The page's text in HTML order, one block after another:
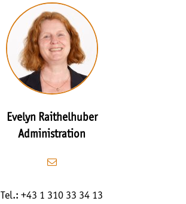
Evelyn Raithelhuber
Administration
Tel.: +43 1 310 33 34 13